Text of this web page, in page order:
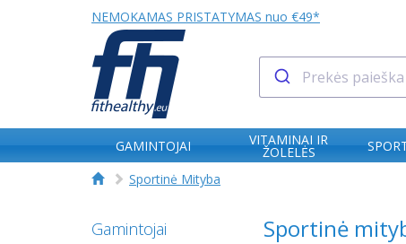
NEMOKAMAS PRISTATYMAS nuo €49*
GAMINTOJAI VITAMINAI IR
ŽOLELĖS
Sportinė Mityba
Gamintojai Sportinė